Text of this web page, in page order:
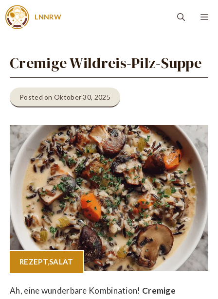
Zum
Inhalt
LNNRW
Cremige Wildreis-Pilz-Suppe
Posted on Oktober 30, 2025
REZEPT,SALAT
Ah, eine wunderbare Kombination! Cremige